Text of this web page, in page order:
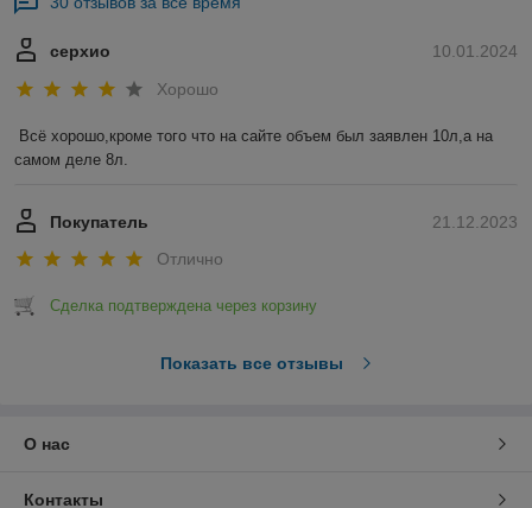
10.01.2024
серхио
Хорошо
Всё хорошо,кроме того что на сайте объем был заявлен 10л,а на
самом деле 8л.
21.12.2023
Покупатель
Отлично
Сделка подтверждена через корзину
Показать все отзывы
О нас
Контакты